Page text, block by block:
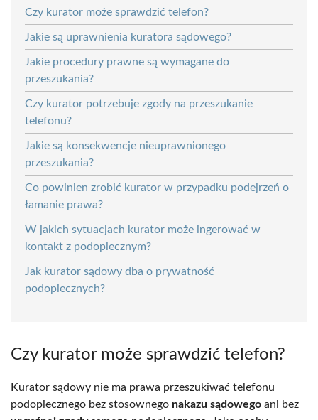
Czy kurator może sprawdzić telefon?
Jakie są uprawnienia kuratora sądowego?
Jakie procedury prawne są wymagane do
przeszukania?
Czy kurator potrzebuje zgody na przeszukanie
telefonu?
Jakie są konsekwencje nieuprawnionego
przeszukania?
Co powinien zrobić kurator w przypadku podejrzeń o
łamanie prawa?
W jakich sytuacjach kurator może ingerować w
kontakt z podopiecznym?
Jak kurator sądowy dba o prywatność
podopiecznych?
Czy kurator może sprawdzić telefon?
Kurator sądowy nie ma prawa przeszukiwać telefonu
podopiecznego bez stosownego nakazu sądowego ani bez